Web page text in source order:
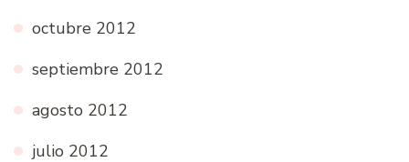
octubre 2012
septiembre 2012
agosto 2012
julio 2012